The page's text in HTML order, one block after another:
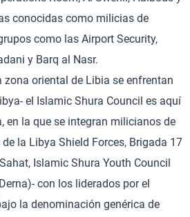
conocidas como milicias de
como las Airport Security,
y Barq al Nasr.
zona oriental de Libia se enfrentan
el Islamic Shura Council es aquí
en la que se integran milicianos de
la Libya Shield Forces, Brigada 17
Islamic Shura Youth Council
con los liderados por el
la denominación genérica de